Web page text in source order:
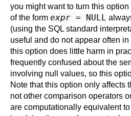
you might want to turn this
of the form expr = NULL
(using the SQL standard
useful and do not appear often
this option does little harm in
frequently confused about the
involving null values, so this
Note that this option only affects
not other comparison operators
are computationally equivalent